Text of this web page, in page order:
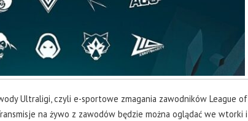
Ultraligi, czyli e-sportowe zmagania zawodników League of
na żywo z zawodów będzie można oglądać we wtorki i